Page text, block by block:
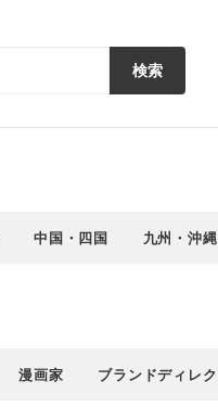
検索
中国・四国 九州・沖縄
漫画家 ブランドディレ